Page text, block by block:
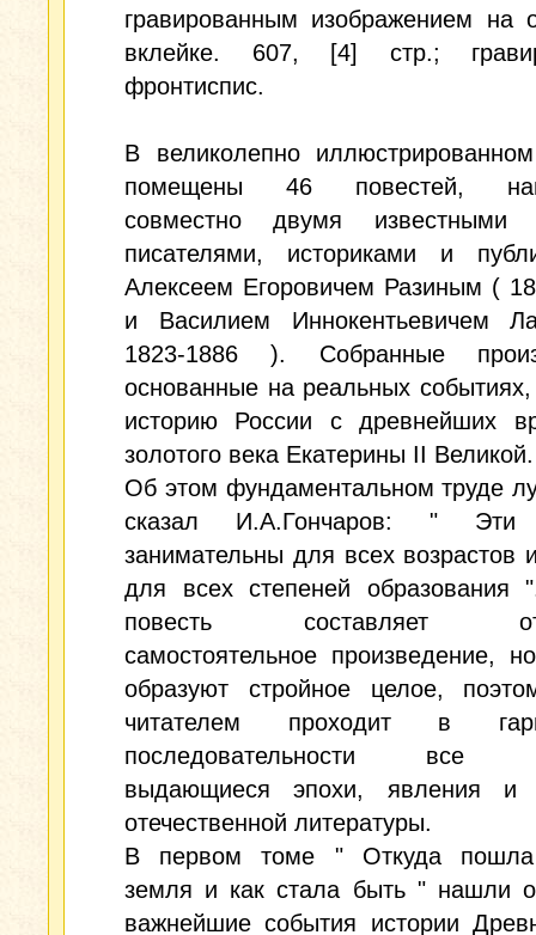
гравированным изображением на
вклейке. 607, [4] стр.;
фронтиспис.
В великолепно
помещены 46 повестей,
совместно двумя известными
писателями, историками и
Алексеем Егоровичем Разиным (
и Василием Иннокентьевичем
1823-1886 ). Собранные
основанные на реальных событиях,
историю России с древнейших
золотого века Екатерины II Великой.
Об этом фундаментальном труде
сказал И.А.Гончаров: " Эти
занимательны для всех возрастов
для всех степеней образования
повесть составляет
самостоятельное произведение,
образуют стройное целое,
читателем проходит в
последовательности все
выдающиеся эпохи, явления и
отечественной литературы.
В первом томе " Откуда пошла
земля и как стала быть " нашли
важнейшие события истории